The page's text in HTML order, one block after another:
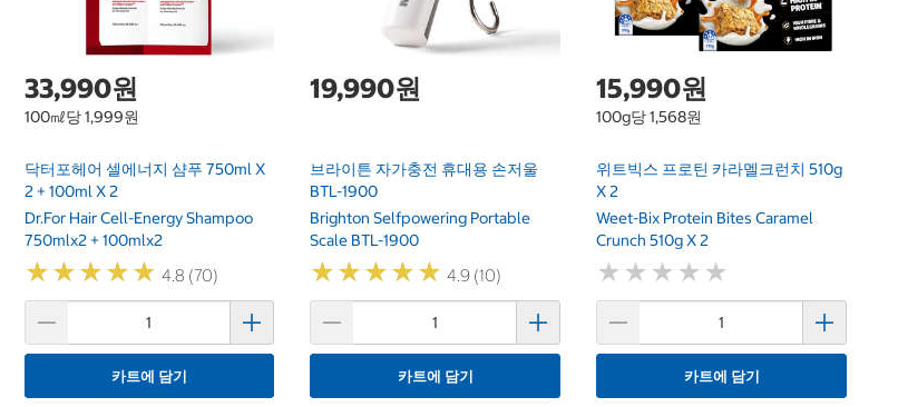
33,990원
100㎖당 1,999원
닥터포헤어 셀에너지 샴푸 750ml X
2 + 100ml X 2
Dr.For Hair Cell-Energy Shampoo
750mlx2 + 100mlx2
★★★★★
★★★★★ 4.8 (70)
카트에 담기
19,990원
브라이튼 자가충전 휴대용 손저울
BTL-1900
Brighton Selfpowering Portable
Scale BTL-1900
★★★★★
★★★★★ 4.9 (10)
카트에 담기
15,990원
100g당 1,568원
위트빅스 프로틴 카라멜크런치 510g
X 2
Weet-Bix Protein Bites Caramel
Crunch 510g X 2
★ ★ ★ ★ ★
★ ★ ★ ★ ★
카트에 담기